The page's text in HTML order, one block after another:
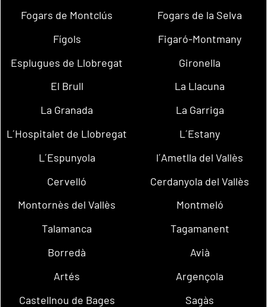
Fogars de Montclús
Fogars de la Selva
Fígols
Figaró-Montmany
Esplugues de Llobregat
Gironella
El Brull
La Llacuna
La Granada
La Garriga
L´Hospitalet de Llobregat
L´Estany
L´Espunyola
l´Ametlla del Vallès
Cervelló
Cerdanyola del Vallès
Montornès del Vallès
Montmeló
Talamanca
Tagamanent
Borredà
Avià
Artés
Argençola
Castellnou de Bages
Sagàs